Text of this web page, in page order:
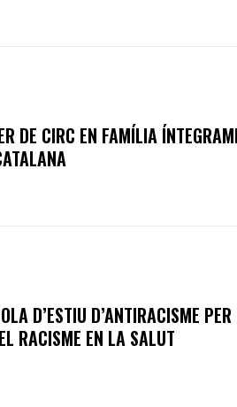
DE CIRC EN FAMÍLIA
D’ESTIU D’ANTIRACISME PER
RACISME EN LA SALUT